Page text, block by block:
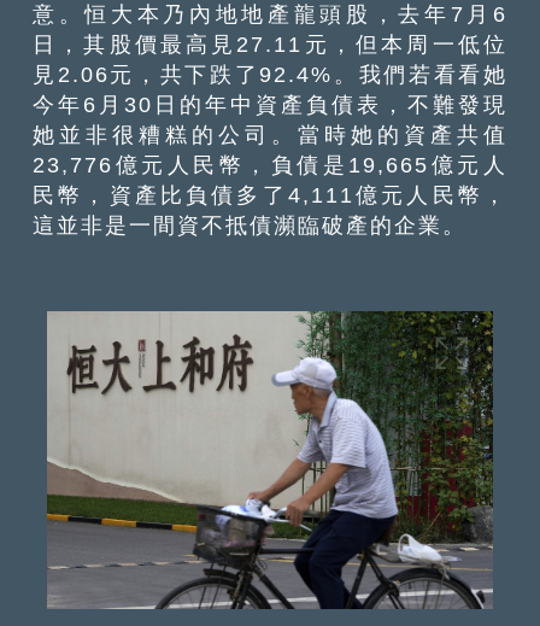
意。恒大本乃內地地產龍頭股，去年7月6
日，其股價最高見27.11元，但本周一低位
見2.06元，共下跌了92.4%。我們若看看她
今年6月30日的年中資產負債表，不難發現
她並非很糟糕的公司。當時她的資產共值
23,776億元人民幣，負債是19,665億元人
民幣，資產比負債多了4,111億元人民幣，
這並非是一間資不抵債瀕臨破產的企業。